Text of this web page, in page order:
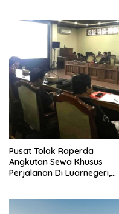
Pusat Tolak Raperda
Angkutan Sewa Khusus
Perjalanan Di Luarnegeri,